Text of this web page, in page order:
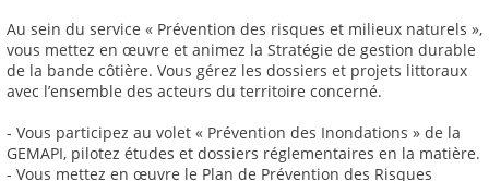
Au sein du service « Prévention des risques et milieux naturels »,
vous mettez en œuvre et animez la Stratégie de gestion durable
de la bande côtière. Vous gérez les dossiers et projets littoraux
avec l’ensemble des acteurs du territoire concerné.
- Vous participez au volet « Prévention des Inondations » de la
GEMAPI, pilotez études et dossiers réglementaires en la matière.
- Vous mettez en œuvre le Plan de Prévention des Risques